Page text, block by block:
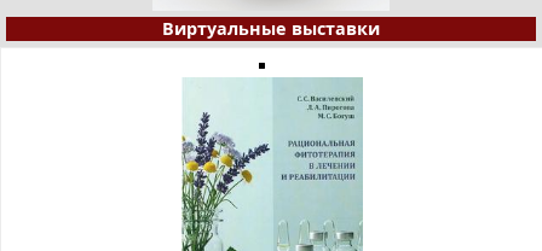
Виртуальные выставки